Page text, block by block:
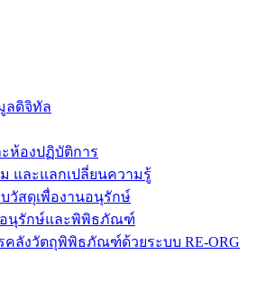
ลดิจิทัล
ห้องปฏิบัติการ
และแลกเปลี่ยนความรู้
วัสดุเพื่องานอนุรักษ์
อนุรักษ์และพิพิธภัณฑ์
คลังวัตถุพิพิธภัณฑ์ด้วยระบบ RE-ORG